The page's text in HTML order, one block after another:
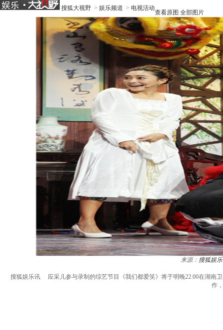
搜狐大视野 > 娱乐频道 > 电视活动
查看原图 全部图片
来源： 搜狐娱乐
搜狐娱乐讯 应采儿参与录制的综艺节目《我们都爱笑》将于明晚22:00在湖南
作